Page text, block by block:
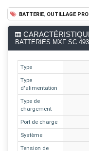
BATTERIE, OUTILLAGE
BATTERIES MXF SC
Type
Type
d'alimentation
Type de
chargement
Port de charge
Système
Tension de